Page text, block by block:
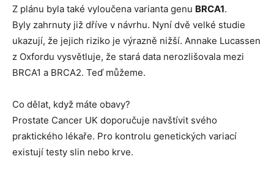
Z plánu byla také vyloučena varianta genu BRCA1.
Byly zahrnuty již dříve v návrhu. Nyní dvě velké studie
ukazují, že jejich riziko je výrazně nižší. Annake Lucassen
z Oxfordu vysvětluje, že stará data nerozlišovala mezi
BRCA1 a BRCA2. Teď můžeme.
Co dělat, když máte obavy?
Prostate Cancer UK doporučuje navštívit svého
praktického lékaře. Pro kontrolu genetických variací
existují testy slin nebo krve.